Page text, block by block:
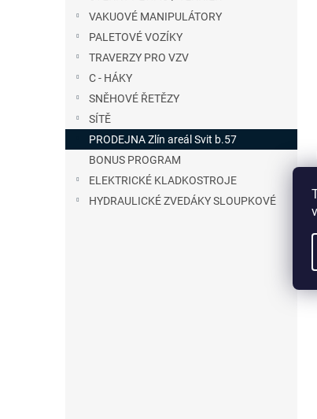
VAKUOVÉ MANIPULÁTORY
PALETOVÉ VOZÍKY
TRAVERZY PRO VZV
C - HÁKY
SNĚHOVÉ ŘETĚZY
SÍTĚ
PRODEJNA Zlín areál Svit b.57
BONUS PROGRAM
ELEKTRICKÉ KLADKOSTROJE
HYDRAULICKÉ ZVEDÁKY SLOUPKOVÉ